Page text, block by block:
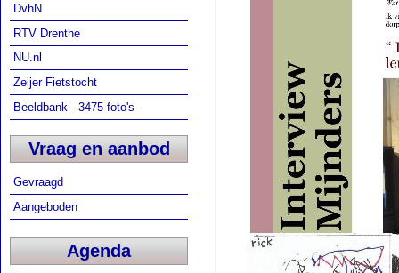
DvhN
RTV Drenthe
NU.nl
Zeijer Fietstocht
Beeldbank - 3475 foto's -
Vraag en aanbod
Gevraagd
Aangeboden
Agenda